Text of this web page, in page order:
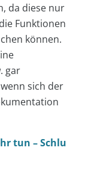
da diese nur
Funktionen
können.
gar
sich der
tun – Schlu